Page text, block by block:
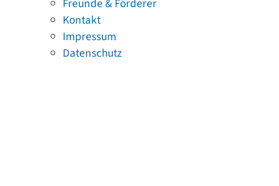
Freunde & Förderer
Kontakt
Impressum
Datenschutz